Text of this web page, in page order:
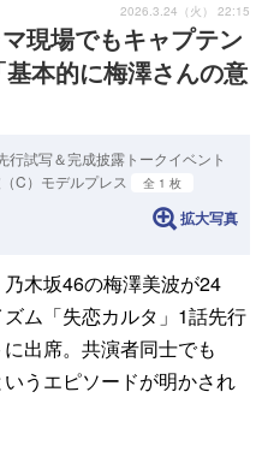
現場でもキャプテン
本的に梅澤さんの意
2026.3.24（火） 22:15
行試写＆完成披露トークイベント
C）モデルプレス
全 1 枚
拡大写真
乃木坂46の梅澤美波が24
ム「失恋カルタ」1話先行
出席。共演者同士でも
うエピソードが明かされ